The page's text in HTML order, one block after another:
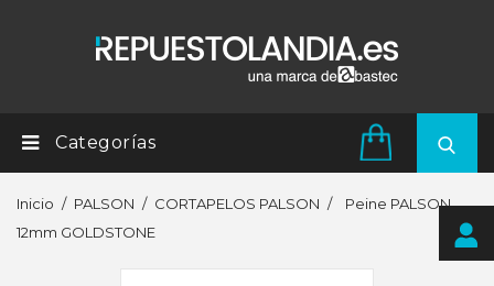
Categorías
Inicio PALSON CORTAPELOS PALSON
Peine PALSON
12mm GOLDSTONE